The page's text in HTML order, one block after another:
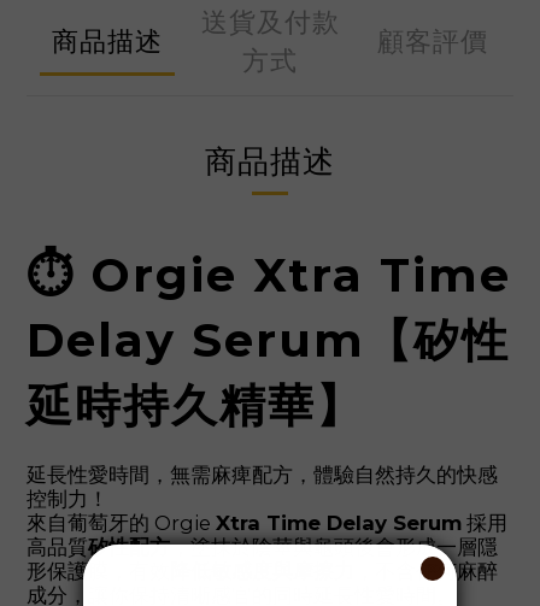
商品描述
送貨及付款
方式
顧客評價
商品描述
⏱️ Orgie Xtra Time
Delay Serum【矽性
延時持久精華】
延長性愛時間，無需麻痺配方，體驗自然持久的快感
控制力！
來自葡萄牙的 Orgie Xtra Time Delay Serum 採用
高品質矽性配方，塗抹於陰莖與龜頭後會形成一層隱
形保護膜，有效
，不含任何麻醉
成分，讓你保持清晰感官的同時延長性愛時間。